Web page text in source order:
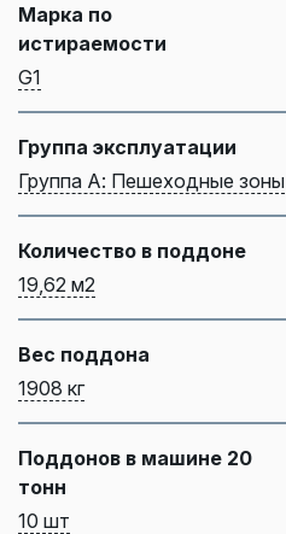
Марка по
истираемости
G1
Группа эксплуатации
Группа А: Пешеходные зоны
Количество в поддоне
19,62 м2
Вес поддона
1908 кг
Поддонов в машине 20
тонн
10 шт